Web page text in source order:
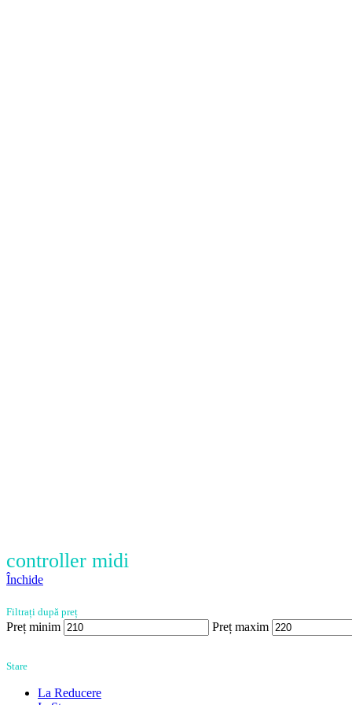
controller midi
Închide
Filtrați după preț
Preț minim Preț maxim
Stare
La Reducere